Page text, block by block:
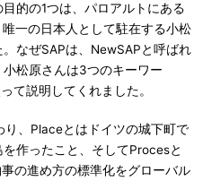
的の1つは、パロアルトにある
一の日本人として駐在する小松
なぜSAPは、NewSAPと呼ばれ
松原さんは3つのキーワー
て説明してくれました。
、Placeとはドイツの城下町で
作ったこと、そしてProcesと
の進め方の標準化をグローバル